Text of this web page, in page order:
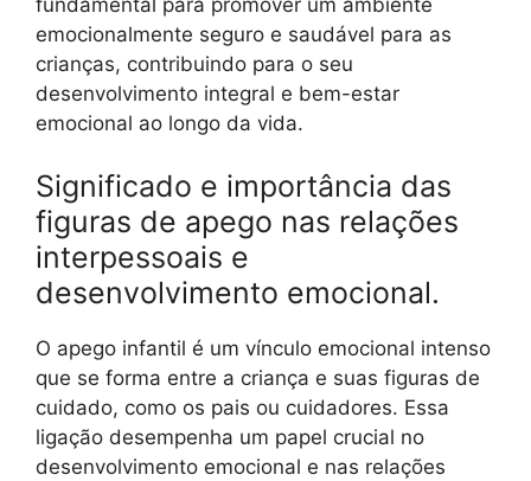
emocionalmente seguro e saudável para as
crianças, contribuindo para o seu
desenvolvimento integral e bem-estar
emocional ao longo da vida.
Significado e importância das
figuras de apego nas relações
interpessoais e
desenvolvimento emocional.
O apego infantil é um vínculo emocional intenso
que se forma entre a criança e suas figuras de
cuidado, como os pais ou cuidadores. Essa
ligação desempenha um papel crucial no
desenvolvimento emocional e nas relações